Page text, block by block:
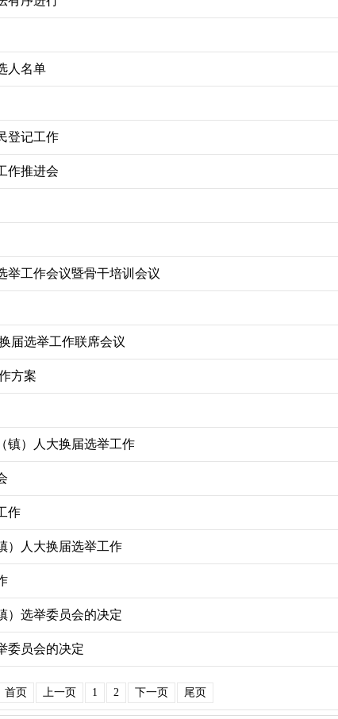
人名单
登记工作
作推进会
举工作会议暨骨干培训会议
届选举工作联席会议
方案
镇）人大换届选举工作
作
）人大换届选举工作
）选举委员会的决定
委员会的决定
首页 上一页 1 2 下一页 尾页